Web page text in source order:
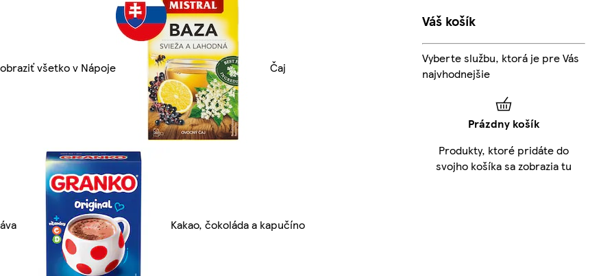
všetko v Nápoje Čaj
Kakao, čokoláda a kapučíno
Váš košík
Vyberte službu, ktorá je pre Vás
najvhodnejšie
Prázdny košík
Produkty, ktoré pridáte do
svojho košíka sa zobrazia tu